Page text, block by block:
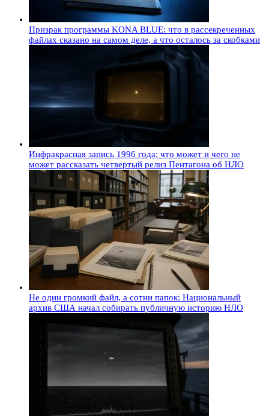
Призрак программы KONA BLUE: что в рассекреченных
файлах сказано на самом деле, а что осталось за скобками
Инфракрасная запись 1996 года: что может и чего не
может рассказать четвертый релиз Пентагона об НЛО
Не один громкий файл, а сотни папок: Национальный
архив США начал собирать публичную историю НЛО